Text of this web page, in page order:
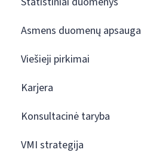
Asmens duomenų apsauga
Viešieji pirkimai
Karjera
Konsultacinė taryba
VMI strategija